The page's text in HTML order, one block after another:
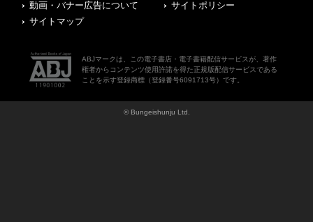
動画・バナー広告について
サイトポリシー
サイトマップ
ABJマークは、この電子書店・電子書籍配信サービスが、著作
権者からコンテンツ使用許諾を得た正規版配信サービスである
ことを示す登録商標（登録番号6091713号）です。
© Bungeishunju Ltd.